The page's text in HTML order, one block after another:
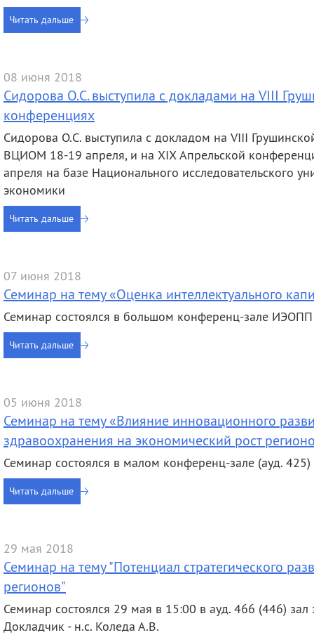
Читать дальше
08 июня 2018
Сидорова О.С. выступила с докладами на VIII
конференциях
Сидорова О.С. выступила с докладом на VIII
ВЦИОМ 18-19 апреля, и на XIX Апрельской
апреля на базе Национального исследовательского
экономики
Читать дальше
07 июня 2018
Семинар на тему «Оценка интеллектуального
Семинар состоялся в большом конференц-зале
Читать дальше
05 июня 2018
Семинар на тему «Влияние инновационного
здравоохранения на экономический рост
Семинар состоялся в малом конференц-зале (ауд.
Читать дальше
29 мая 2018
Семинар на тему "Потенциал стратегического
регионов"
Семинар состоялся 29 мая в 15:00 в ауд. 466 (446) зал
Докладчик - н.с. Коледа А.В.